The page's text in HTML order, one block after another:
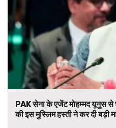
PAK सेना के एजेंट मोहम्मद यूनुस से
की इस मुस्लिम हस्ती ने कर दी बड़ी